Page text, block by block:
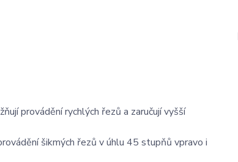
provádění rychlých řezů a zaručují vyšší
šikmých řezů v úhlu 45 stupňů vpravo i